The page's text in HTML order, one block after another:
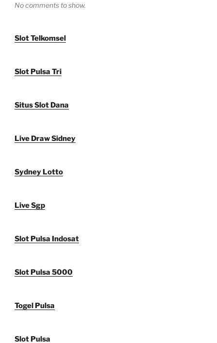
No comments to show.
Slot Telkomsel
Slot Pulsa Tri
Situs Slot Dana
Live Draw Sidney
Sydney Lotto
Live Sgp
Slot Pulsa Indosat
Slot Pulsa 5000
Togel Pulsa
Slot Pulsa